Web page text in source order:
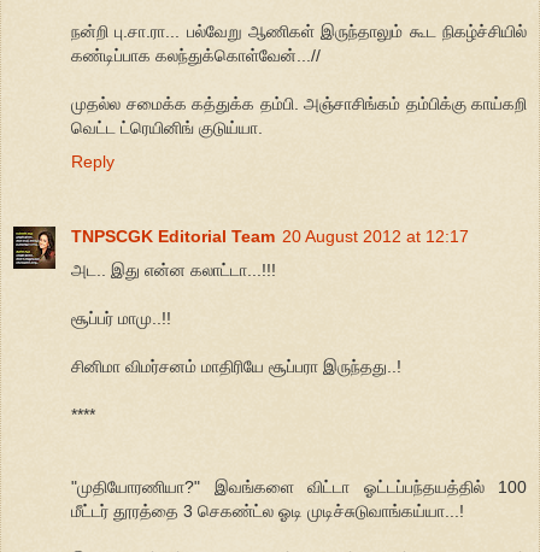
நன்றி பு.சா.ரா... பல்வேறு ஆணிகள் இருந்தாலும் கூட நிகழ்ச்சியில்
கண்டிப்பாக கலந்துக்கொள்வேன்...//
முதல்ல சமைக்க கத்துக்க தம்பி. அஞ்சாசிங்கம் தம்பிக்கு காய்கறி
வெட்ட ட்ரெயினிங் குடுய்யா.
Reply
TNPSCGK Editorial Team 20 August 2012 at 12:17
அட.. இது என்ன கலாட்டா...!!!
சூப்பர் மாமு..!!
சினிமா விமர்சனம் மாதிரியே சூப்பரா இருந்தது..!
****
"முதியோரணியா?" இவங்களை விட்டா ஓட்டப்பந்தயத்தில் 100
மீட்டர் தூரத்தை 3 செகண்ட்ல ஓடி முடிச்சுடுவாங்கய்யா...!